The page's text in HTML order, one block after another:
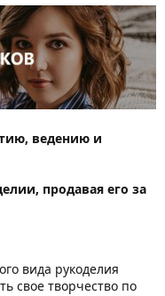
ведению и
продавая его за
вида рукоделия
свое творчество по